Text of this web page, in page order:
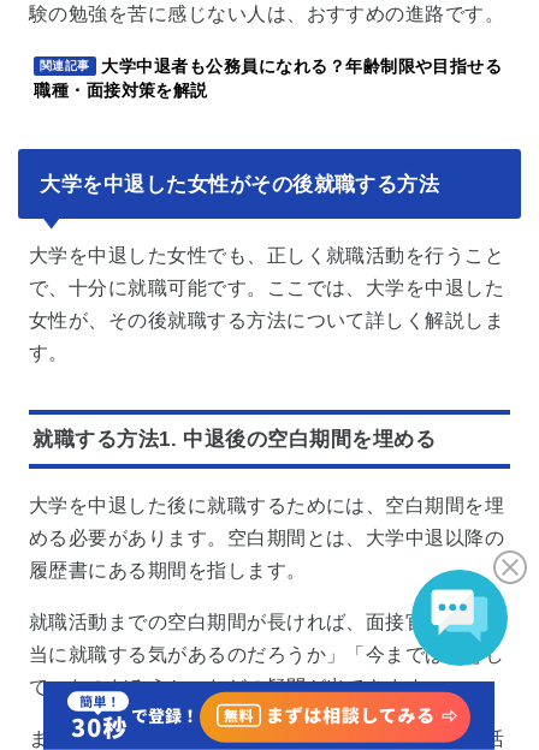
験の勉強を苦に感じない人は、おすすめの進路です。
関連記事
大学中退者も公務員になれる？年齢制限や目指せる
職種・面接対策を解説
大学を中退した女性がその後就職する方法
大学を中退した女性でも、正しく就職活動を行うこと
で、十分に就職可能です。ここでは、大学を中退した
女性が、その後就職する方法について詳しく解説しま
す。
就職する方法1. 中退後の空白期間を埋める
大学を中退した後に就職するためには、空白期間を埋
める必要があります。空白期間とは、大学中退以降の
履歴書にある期間を指します。
就職活動までの空白期間が長ければ、面接官から「本
当に就職する気があるのだろうか」「今までは何をし
ていたのだろうか」などの疑問が出てきます。
また、半年程度の空白期間であれば、資格勉強や就活